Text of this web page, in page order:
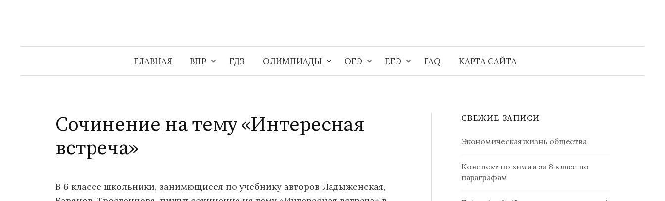
ГЛАВНАЯ ВПР ГДЗ ОЛИМПИАДЫ ОГЭ ЕГЭ FAQ КАРТА САЙТА
Найти:
Сочинение на тему «Интересная
встреча»
В 6 классе школьники, занимющиеся по учебнику авторов Ладыженская,
СВЕЖИЕ ЗАПИСИ
Экономическая жизнь общества
Конспект по химии за 8 класс по
параграфам